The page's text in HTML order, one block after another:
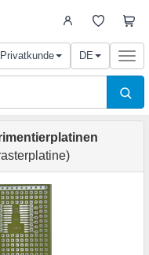
Privatkunde DE